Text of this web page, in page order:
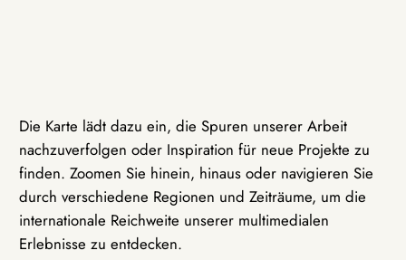
Die Karte lädt dazu ein, die Spuren unserer Arbeit
nachzuverfolgen oder Inspiration für neue Projekte zu
finden. Zoomen Sie hinein, hinaus oder navigieren Sie
durch verschiedene Regionen und Zeiträume, um die
internationale Reichweite unserer multimedialen
Erlebnisse zu entdecken.